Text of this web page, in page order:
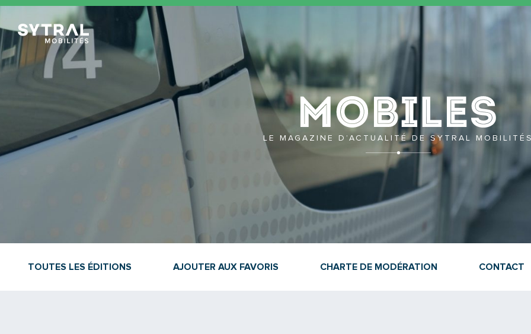
TCL Sytral
LE MAGAZINE D’ACTUALITÉ DE SYTRAL MOBILITÉS
TOUTES LES ÉDITIONS AJOUTER AUX FAVORIS CHARTE DE MODÉRATION CONTACT